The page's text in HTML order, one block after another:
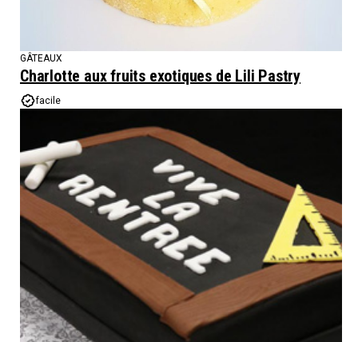
GÂTEAUX
Charlotte aux fruits exotiques de Lili Pastry
facile